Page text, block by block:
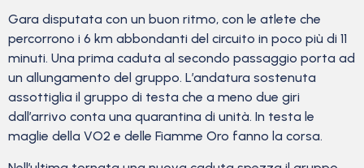
Gara disputata con un buon ritmo, con le atlete che
percorrono i 6 km abbondanti del circuito in poco più di 11
minuti. Una prima caduta al secondo passaggio porta ad
un allungamento del gruppo. L’andatura sostenuta
assottiglia il gruppo di testa che a meno due giri
dall’arrivo conta una quarantina di unità. In testa le
maglie della VO2 e delle Fiamme Oro fanno la corsa.